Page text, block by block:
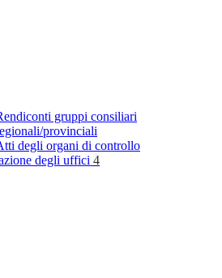
gruppi consiliari
provinciali
degli organi di controllo
degli uffici 4